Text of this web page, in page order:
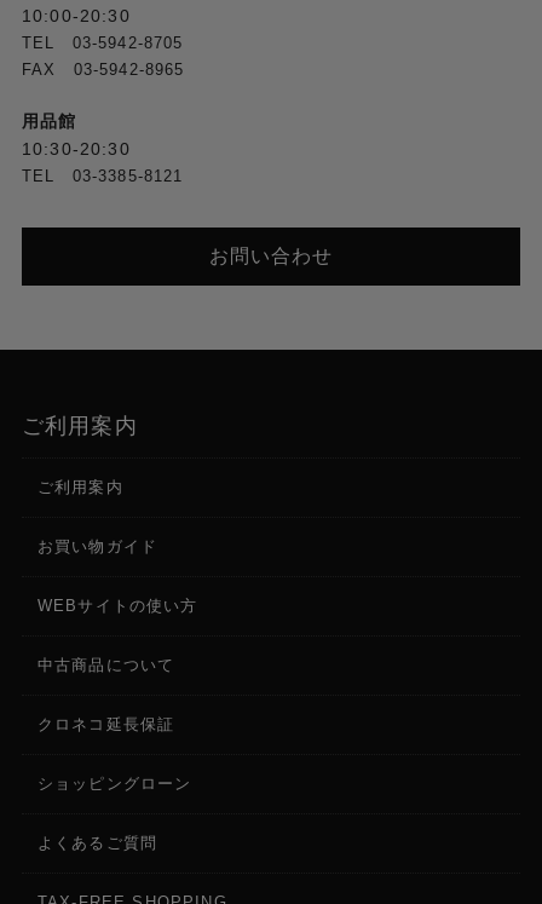
10:00-20:30
TEL 03-5942-8705
FAX 03-5942-8965
用品館
10:30-20:30
TEL 03-3385-8121
お問い合わせ
ご利用案内
ご利用案内
お買い物ガイド
WEBサイトの使い方
中古商品について
クロネコ延長保証
ショッピングローン
よくあるご質問